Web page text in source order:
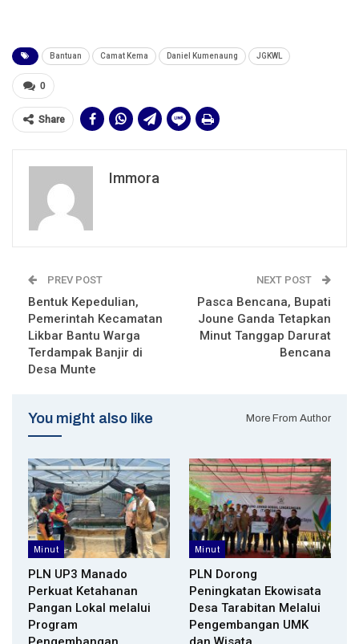
Bantuan Camat Kema Daniel Kumenaung JGKWL
0
Share
Immora
PREV POST
Bentuk Kepedulian,
Pemerintah Kecamatan
Likbar Bantu Warga
Terdampak Banjir di
Desa Munte
NEXT POST
Pasca Bencana, Bupati
Joune Ganda Tetapkan
Minut Tanggap Darurat
Bencana
You might also like More From Author
Minut
PLN UP3 Manado
Perkuat Ketahanan
Pangan Lokal melalui
Program
Minut
PLN Dorong
Peningkatan Ekowisata
Desa Tarabitan Melalui
Pengembangan UMK